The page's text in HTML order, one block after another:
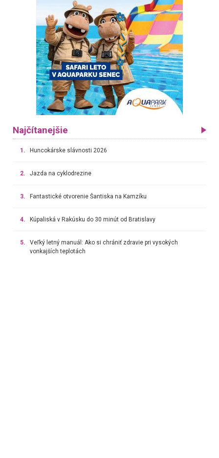
Najčítanejšie
1. Huncokárske slávnosti 2026
2. Jazda na cyklodrezine
3. Fantastické otvorenie Šantiska na Kamzíku
4. Kúpaliská v Rakúsku do 30 minút od Bratislavy
5.
Veľký letný manuál: Ako si chrániť zdravie pri vysokých
vonkajších teplotách